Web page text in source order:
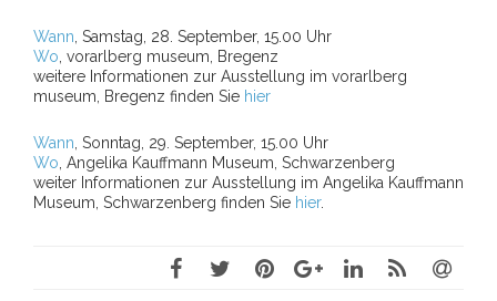
Wann , Samstag, 28. September, 15.00 Uhr
Wo , vorarlberg museum, Bregenz
weitere Informationen zur Ausstellung im vorarlberg
museum, Bregenz finden Sie hier
Wann , Sonntag, 29. September, 15.00 Uhr
Wo , Angelika Kauffmann Museum, Schwarzenberg
weiter Informationen zur Ausstellung im Angelika Kauffmann
Museum, Schwarzenberg finden Sie hier.